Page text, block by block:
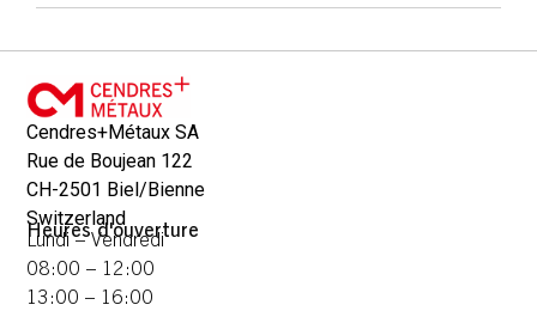
Cendres+Métaux SA
Rue de Boujean 122
CH-2501 Biel/Bienne
Switzerland
Heures d'ouverture
Lundi – Vendredi
08:00 – 12:00
13:00 – 16:00